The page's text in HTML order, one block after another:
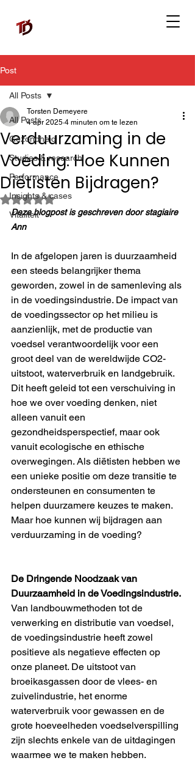
Post
All Posts
Gezondheid
Studies & research
Performance
Insights & cases
Vitaliteit
All Posts
Verduurzaming in de
Voeding: Hoe Kunnen
Diëtisten Bijdragen?
Torsten Demeyere
4 apr 2025 4 minuten om te lezen
Beoordeeld met NaN uit 5 sterren.
Deze blogpost is geschreven door stagiaire
Ann
In de afgelopen jaren is duurzaamheid
een steeds belangrijker thema
geworden, zowel in de samenleving als
in de voedingsindustrie. De impact van
de voedingssector op het milieu is
aanzienlijk, met de productie van
voedsel verantwoordelijk voor een
groot deel van de wereldwijde CO2-
uitstoot, waterverbruik en landgebruik.
Dit heeft geleid tot een verschuiving in
hoe we over voeding denken, niet
alleen vanuit een
gezondheidsperspectief, maar ook
vanuit ecologische en ethische
overwegingen. Als diëtisten hebben we
een unieke positie om deze transitie te
ondersteunen en consumenten te
helpen duurzamere keuzes te maken.
Maar hoe kunnen wij bijdragen aan
verduurzaming in de voeding?
De Dringende Noodzaak van
Duurzaamheid in de Voedingsindustrie.
Van landbouwmethoden tot de
verwerking en distributie van voedsel,
de voedingsindustrie heeft zowel
positieve als negatieve effecten op
onze planeet. De uitstoot van
broeikasgassen door de vlees- en
zuivelindustrie, het enorme
waterverbruik voor gewassen en de
grote hoeveelheden voedselverspilling
zijn slechts enkele van de uitdagingen
waarmee we te maken hebben.